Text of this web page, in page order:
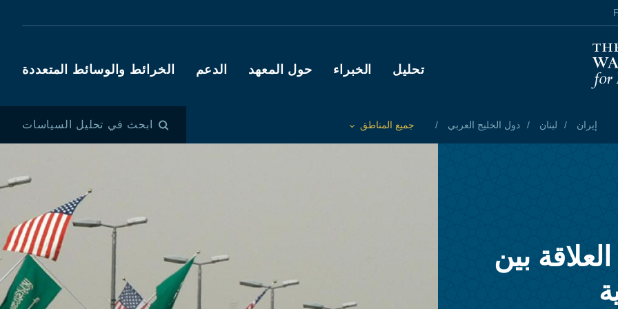
Main navigation
تحليل الخبراء حول المعهد الدعم الخرائط والوسائط المتعددة
إيران لبنان دول الخليج العربي
Toggle List of
جميع المناطق ابحث في تحليل السياسات
بين